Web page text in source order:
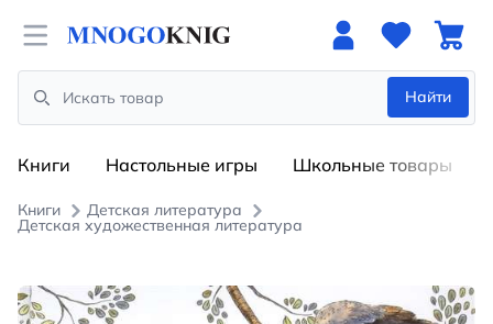
Open menu
Search
Найти
Книги Настольные игры Школьные товары
Книги Детская литература
Детская художественная литература